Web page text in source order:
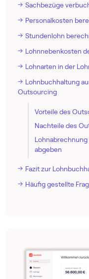
Sachbezüge
Personalkosten
Stundenlohn
Lohnnebenkosten
Lohnarten in der
Lohnbuchhaltung
Outsourcing
Vorteile des
Nachteile des
abgeben
Fazit zur
Häufig gestellte